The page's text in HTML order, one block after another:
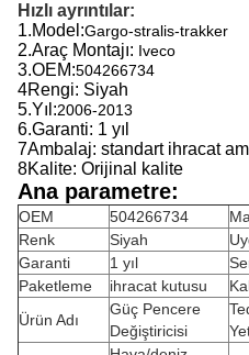
Hızlı ayrıntılar:
1.Model:Gargo-stralis-trakker
2.Araç Montajı: Iveco
3.OEM:504266734
4Rengi: Siyah
5.Yıl:2006-2013
6.Garanti: 1 yıl
7Ambalaj: standart ihracat
8Kalite: Orijinal kalite
Ana parametre:
OEM 504266734
Renk
Siyah
Garanti
1 yıl
Paketleme
ihracat kutusu
Ürün Adı
Güç Pencere
Değiştiricisi